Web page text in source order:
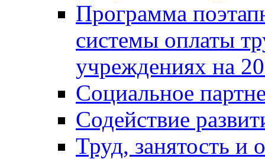
Программа
системы оплаты
учреждениях на
Социальное
Содействие
Труд, занятость и